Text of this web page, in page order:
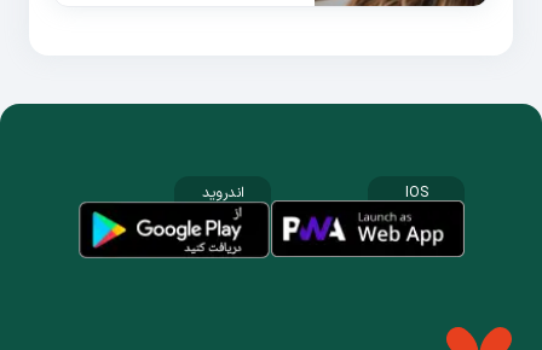
IOS اندروید